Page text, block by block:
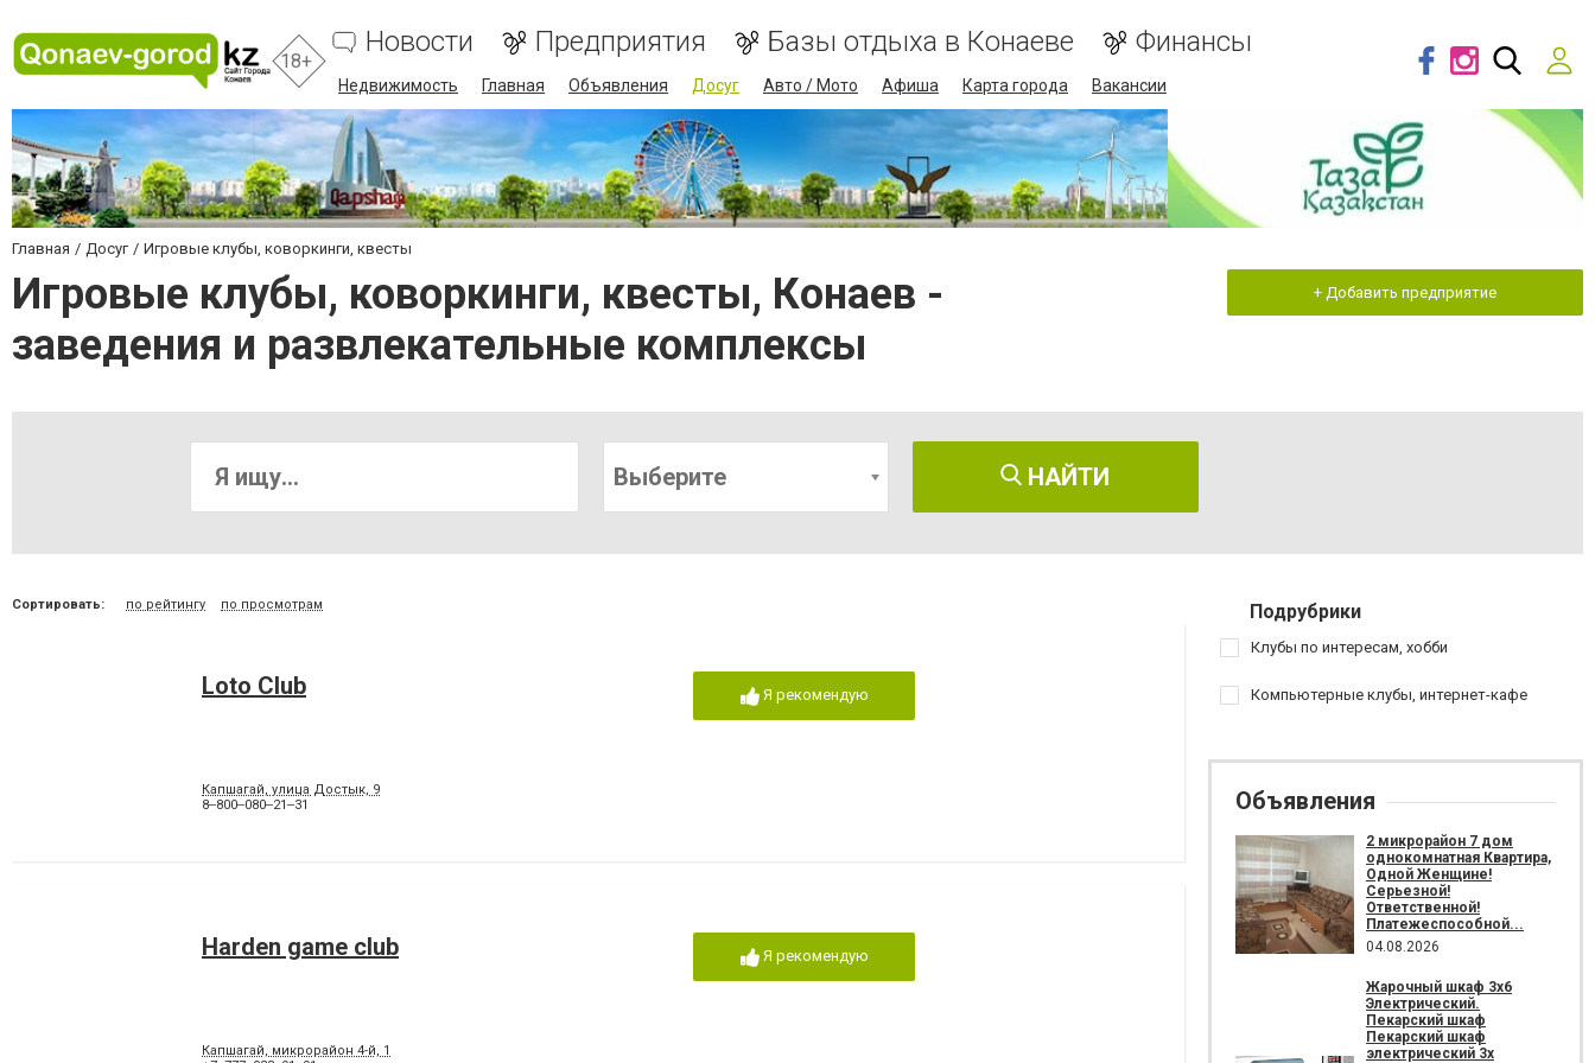
18+
Новости Предприятия Базы отдыха в Конаеве Финансы
Недвижимость Главная Объявления Досуг Авто / Мото Афиша Карта города Вакансии
Главная Досуг Игровые клубы, коворкинги, квесты
Игровые клубы, коворкинги, квесты, Конаев -
заведения и развлекательные комплексы
+ Добавить предприятие
Выберите НАЙТИ
Сортировать: по рейтингу по просмотрам
Loto Club
Капшагай, улица Достык, 9
8‒800‒080‒21‒31
Я рекомендую
Harden game club
Капшагай, микрорайон 4-й, 1
Я рекомендую
Подрубрики
Клубы по интересам, хобби
Компьютерные клубы, интернет-кафе
Объявления
2 микрорайон 7 дом
однокомнатная Квартира,
Одной Женщине!
Серьезной!
Ответственной!
Платежеспособной...
04.08.2026
Жарочный шкаф 3х6
Электрический.
Пекарский шкаф
Пекарский шкаф
электрический 3х